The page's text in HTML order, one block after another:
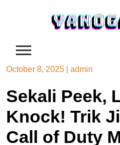
October 8, 2025 admin
Sekali Peek,
Knock! Trik
Call of Duty